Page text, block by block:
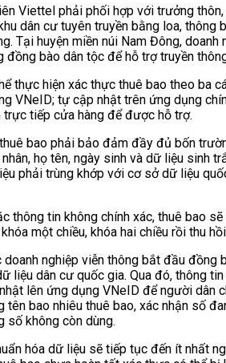
Viettel phải phối hợp với trưởng
dân cư tuyên truyền bằng loa, thông
Tại huyện miền núi Nam Đông, doanh
đồng bào dân tộc để hỗ trợ truyền
thực hiện xác thực thuê bao theo ba
VNeID; tự cập nhật trên ứng dụng
trực tiếp cửa hàng để được hỗ trợ.
bao phải bảo đảm đầy đủ bốn
họ tên, ngày sinh và dữ liệu sinh
phải trùng khớp với cơ sở dữ liệu
thông tin không chính xác, thuê bao
một chiều, khóa hai chiều rồi thu
nghiệp viễn thông bắt đầu đồng
liệu dân cư quốc gia. Qua đó, thông
lên ứng dụng VNeID để người dân
tên bao nhiêu thuê bao, xác nhận số
số không còn dùng.
hóa dữ liệu sẽ tiếp tục đến ít nhất